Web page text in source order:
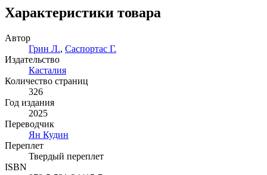
Характеристики товара
Автор
Грин Л., Саспортас Г.
Издательство
Касталия
Количество страниц
326
Год издания
2025
Переводчик
Ян Кудин
Переплет
Твердый переплет
ISBN